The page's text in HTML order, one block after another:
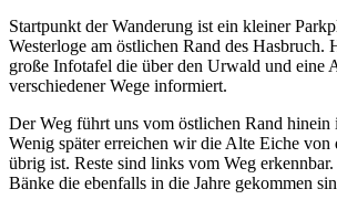
Startpunkt der Wanderung ist ein kleiner
Westerloge am östlichen Rand des Hasbruch.
große Infotafel die über den Urwald und eine
verschiedener Wege informiert.
Der Weg führt uns vom östlichen Rand
Wenig später erreichen wir die Alte Eiche von
übrig ist. Reste sind links vom Weg
Bänke die ebenfalls in die Jahre gekommen